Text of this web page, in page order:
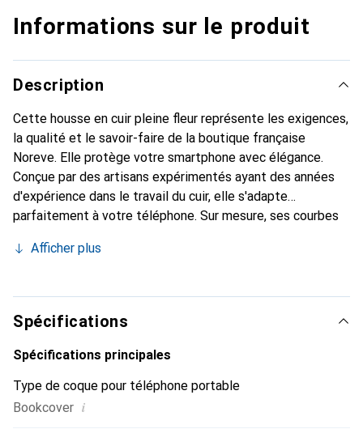
Informations sur le produit
Description
Cette housse en cuir pleine fleur représente les exigences,
la qualité et le savoir-faire de la boutique française
Noreve. Elle protège votre smartphone avec élégance.
Conçue par des artisans expérimentés ayant des années
d'expérience dans le travail du cuir, elle s'adapte
parfaitement à votre téléphone. Sur mesure, ses courbes
devient l'accessoire chic et indispensable pour votre
produits de haute qualité, la marque Noreve est un choix
fiable pour une clientèle exigeante.
Afficher plus
Spécifications
Spécifications principales
Type de coque pour téléphone portable
Bookcover i